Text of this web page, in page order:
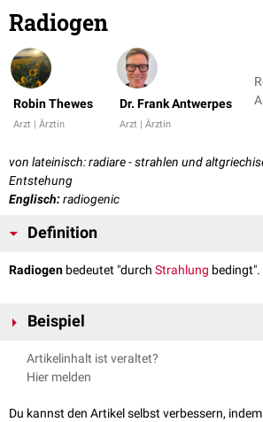
Radiogen
Robin Thewes
Arzt | Ärztin
Dr. Frank Antwerpes
Arzt | Ärztin
von lateinisch: radiare - strahlen und
Entstehung
Englisch:radiogenic
Definition
Radiogen bedeutet "durch Strahlung bedingt".
Beispiel
Radiogene Mukositis
Artikelinhalt ist veraltet?
Hier melden
Du kannst den Artikel selbst verbessern,